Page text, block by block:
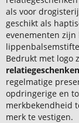
als voor
geschikt als
evenementen
Bedrukt met logo
relatiegeschenken
regelmatige
opdringerige en
merkbekendheid
merk te vestigen.